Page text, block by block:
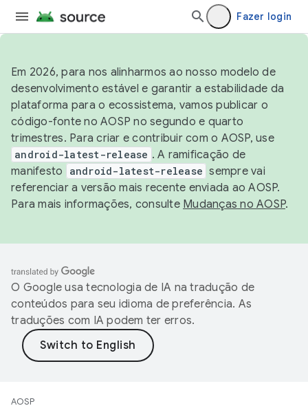
Fazer login
Em 2026, para nos alinharmos ao nosso modelo de
desenvolvimento estável e garantir a estabilidade da
plataforma para o ecossistema, vamos publicar o
código-fonte no AOSP no segundo e quarto
trimestres. Para criar e contribuir com o AOSP, use
android-latest-release . A ramificação de
manifesto
android-latest-release sempre vai
referenciar a versão mais recente enviada ao AOSP.
Para mais informações, consulte Mudanças no AOSP.
O Google usa tecnologia de IA na tradução de
conteúdos para seu idioma de preferência. As
traduções com IA podem ter erros.
AOSP